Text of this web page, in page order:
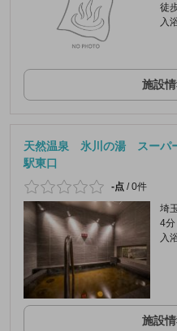
徒
入
施設
天然温泉 氷川の湯 スーパ
駅東口
-点 /0件
埼
4分
入
施設